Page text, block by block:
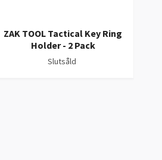
ZAK TOOL Tactical Key Ring
Holder - 2 Pack
Slutsåld